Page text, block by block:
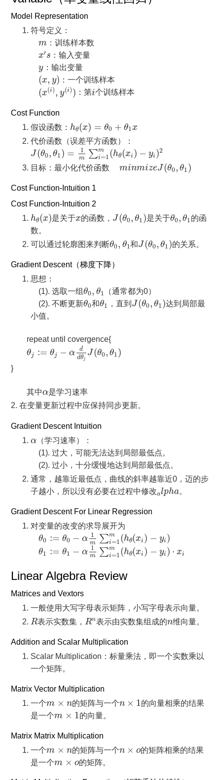
Model Representation
符号定义：
m
m ：训练样本数
x′s
′s ：输入变量
y
y：输出变量
(x, y)
(x ) ：一个训练样本
(x(i), y(i))
( (i),y i))
：第i
i 个训练样本
Cost Function
假设函数： hθ(x) = θ0 + θ1x
h θ( x) 0+ θ x
代价函数（误差平方函数）：
J(θ0, θ1) = 1
m ∑m
i=1(hθ(xi ) − yi )2
J(θ0,θ1) =1m∑i=1m(h θ (x i 2
目标：最小化代价函数minmizeJ (θ0, θ1)
in z (θ0 θ1 )
Cost Function-Intuition 1
Cost Function-Intuition 2
hθ(x)
h θ( x)是关于x
x的函数， J(θ0, θ1)
J(θ0 θ 1)是关于θ0, θ1
θ θ 1
的函
数。
可以通过轮廓图来判断θ0, θ1
θ ,θ 1
和J (θ0, θ1)
J(θ0 θ 1)的关系。
Gradient Descent（梯度下降）
思想：
(1). 选取一组θ0, θ1
θ θ
（通常都为0）
(2). 不断更新θ0
θ 0
和θ1
θ ，直到 J(θ0, θ1)
J(θ0 θ 1)达到局部最
小值。
repeat until covergence{
θj := θj − α
d
dθj
J(θ0, θ1)
j:= J θ 0 1)
}
其中α
α是学习速率
2. 在变量更新过程中应保持同步更新。
Gradient Descent Intuition
α
α （学习速率）：
(1). 过大，可能无法达到局部最低点。
(2). 过小，十分缓慢地达到局部最低点。
通常，越靠近最低点，曲线的斜率越靠近0，迈的步
子越小，所以没有必要在过程中修改alpha
al ph 。
Gradient Descent For Linear Regression
对变量的改变的求导展开为
θ0 := θ0 − α 1
m ∑m
i=1(hθ(xi ) − yi )
θ0:=θ0−α1m∑i=1m (h ( )
θ1 := θ1 − α 1
m ∑m
i=1(hθ(xi ) − yi ) ⋅ xi
θ1 1− m∑ i=1m (h θ( xi) )⋅x
Linear Algebra Review
Matrices and Vextors
一般使用大写字母表示矩阵，小写字母表示向量。
R
R表示实数集， Rn
Rn表示由实数集组成的n
n维向量。
Addition and Scalar Multiplication
Scalar Multiplication：标量乘法，即一个实数乘以
一个矩阵。
Matrix Vector Multiplication
一个m × n
m ×n 的矩阵与一个n × 1
n × 1
的向量相乘的结果
是一个m × 1
m × 1 的向量。
Matrix Matrix Multiplication
一个m × n
m ×n 的矩阵与一个n × o
n ×o
的矩阵相乘的结果
是一个m × o
m ×o 的矩阵。